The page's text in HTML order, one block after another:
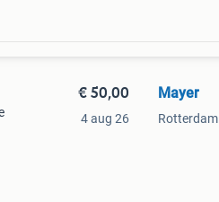
€ 50,00
4 aug 26
Mayer
Rotterdam